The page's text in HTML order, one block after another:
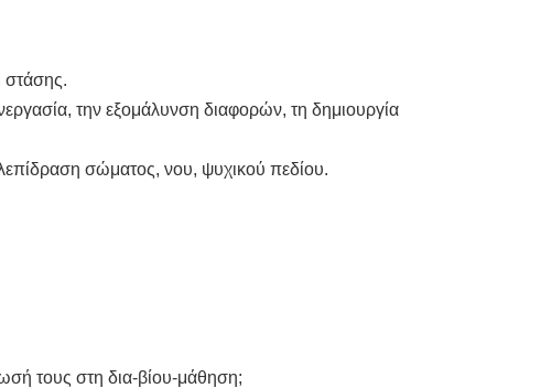
στάσης.
την εξομάλυνση διαφορών, τη δημιουργία
σώματος, νου, ψυχικού πεδίου.
τους στη δια-βίου-μάθηση;